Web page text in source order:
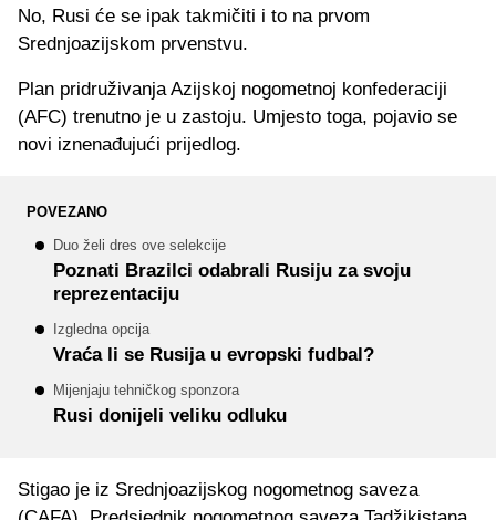
No, Rusi će se ipak takmičiti i to na prvom
Srednjoazijskom prvenstvu.
Plan pridruživanja Azijskoj nogometnoj konfederaciji
(AFC) trenutno je u zastoju. Umjesto toga, pojavio se
novi iznenađujući prijedlog.
POVEZANO
Duo želi dres ove selekcije
Poznati Brazilci odabrali Rusiju za svoju
reprezentaciju
Izgledna opcija
Vraća li se Rusija u evropski fudbal?
Mijenjaju tehničkog sponzora
Rusi donijeli veliku odluku
Stigao je iz Srednjoazijskog nogometnog saveza